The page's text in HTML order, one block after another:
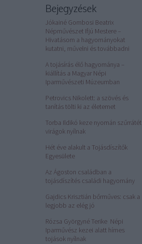
Bejegyzések
Jókainé Gombosi Beatrix
Népművészet Ifjú Mestere –
Hivatásom a hagyományokat
kutatni, művelni és továbbadni
A tojásírás élő hagyománya –
kiállítás a Magyar Népi
Iparművészeti Múzeumban
Petrovics Nikolett: a szövés és
tanítás tölti ki az életemet
Torba Ildikó keze nyomán szűrrátét
virágok nyílnak
Hét éve alakult a Tojásdíszítők
Egyesülete
Az Ágoston családban a
tojásdíszítés családi hagyomány
Gajdics Krisztián bőrműves: csak a
legjobb az elég jó
Rózsa Györgyné Terike Népi
Iparművész kezei alatt hímes
tojások nyílnak